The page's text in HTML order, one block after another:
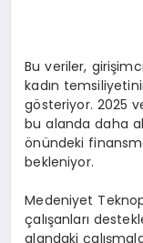
Bu veriler,
kadın
gösteriyor. 2025
bu alanda daha
önündeki
bekleniyor.
Medeniyet
çalışanları
alandaki